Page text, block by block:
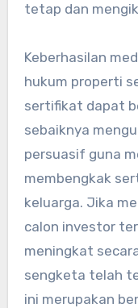
tetap dan
Keberhasilan
hukum properti
sertifikat dapat
sebaiknya
persuasif guna
membengkak
keluarga. Jika
calon investor
meningkat
sengketa telah
ini merupakan